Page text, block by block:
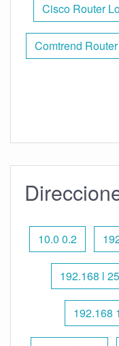
Cisco Router
Comtrend
10.0 0.2
192.168 l
192.168